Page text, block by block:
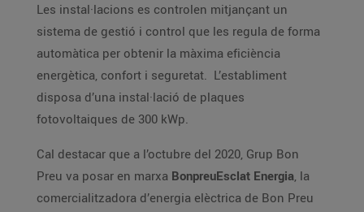
Les instal·lacions es controlen mitjançant un
sistema de gestió i control que les regula de forma
automàtica per obtenir la màxima eficiència
energètica, confort i seguretat. L’establiment
disposa d’una instal·lació de plaques
fotovoltaiques de 300 kWp.
Cal destacar que a l’octubre del 2020, Grup Bon
Preu va posar en marxa BonpreuEsclat Energia, la
comercialitzadora d’energia elèctrica de Bon Preu